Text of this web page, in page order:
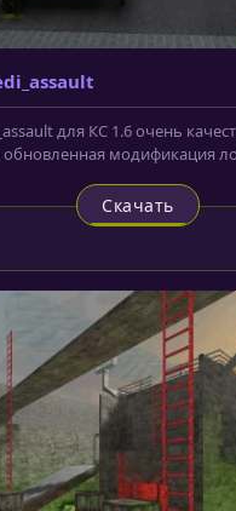
для КС 1.6 очень
обновленная модификация
Скачать